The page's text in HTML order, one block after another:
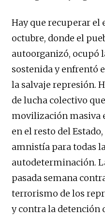
Hay que recuperar el
octubre, donde el
autoorganizó, ocupó
sostenida y enfrentó
la salvaje represión.
de lucha colectivo
movilización masiva
en el resto del
amnistía para todas
autodeterminación.
pasada semana
terrorismo de los
y contra la detención